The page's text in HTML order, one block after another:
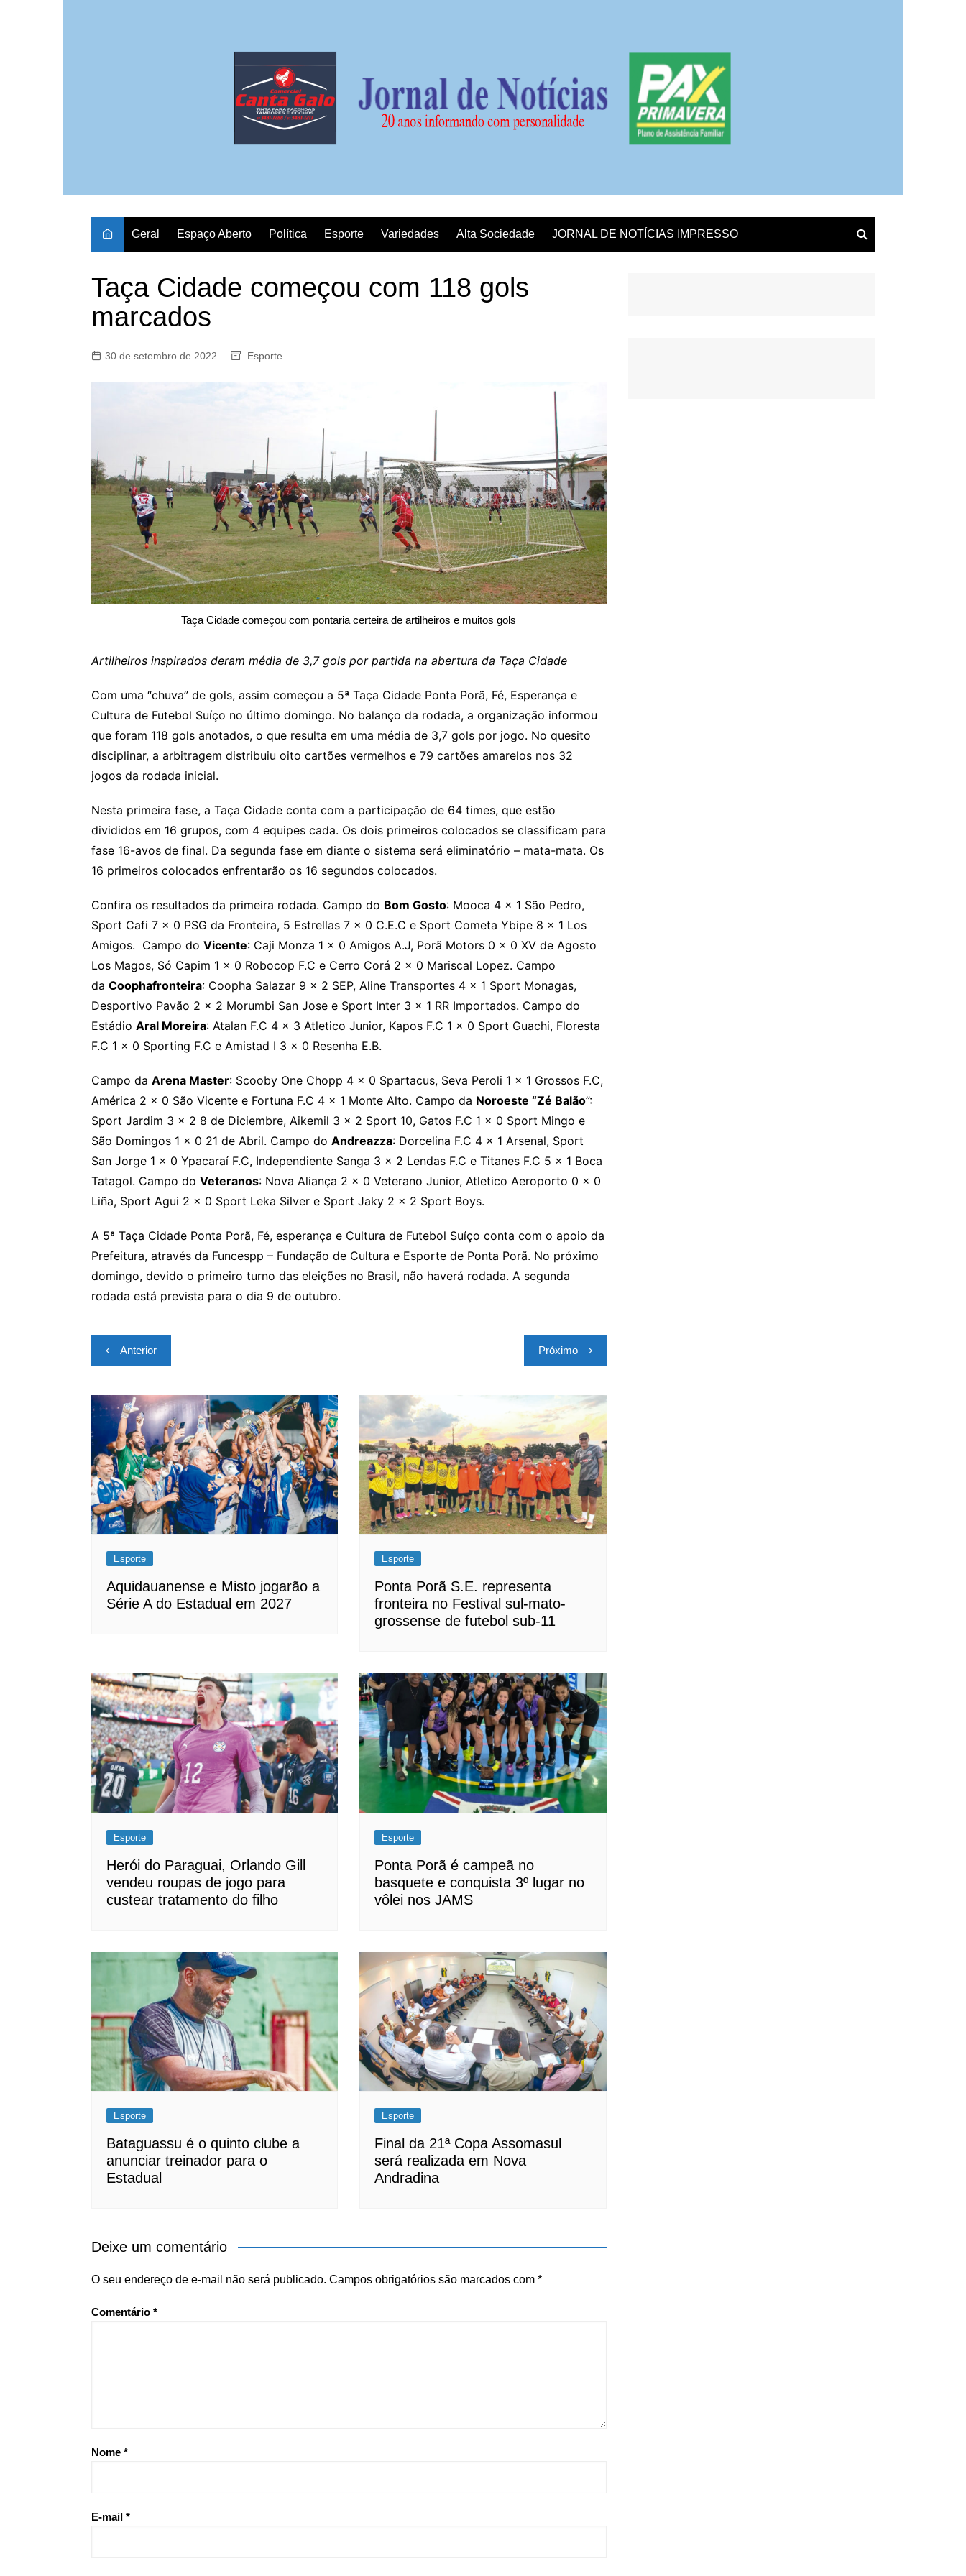
Geral Espaço Aberto Política Esporte Variedades Alta Sociedade JORNAL DE NOTÍCIAS IMPRESSO
Taça Cidade começou com 118 gols
marcados
30 de setembro de 2022 Esporte
Taça Cidade começou com pontaria certeira de artilheiros e muitos gols
Artilheiros inspirados deram média de 3,7 gols por partida na abertura da Taça Cidade
Com uma “chuva” de gols, assim começou a 5ª Taça Cidade Ponta Porã, Fé, Esperança e
Cultura de Futebol Suíço no último domingo. No balanço da rodada, a organização informou
que foram 118 gols anotados, o que resulta em uma média de 3,7 gols por jogo. No quesito
disciplinar, a arbitragem distribuiu oito cartões vermelhos e 79 cartões amarelos nos 32
jogos da rodada inicial.
Nesta primeira fase, a Taça Cidade conta com a participação de 64 times, que estão
divididos em 16 grupos, com 4 equipes cada. Os dois primeiros colocados se classificam para
fase 16-avos de final. Da segunda fase em diante o sistema será eliminatório – mata-mata. Os
16 primeiros colocados enfrentarão os 16 segundos colocados.
Confira os resultados da primeira rodada. Campo do Bom Gosto: Mooca 4 x 1 São Pedro,
Sport Cafi 7 x 0 PSG da Fronteira, 5 Estrellas 7 x 0 C.E.C e Sport Cometa Ybipe 8 x 1 Los
Amigos. Campo do Vicente: Caji Monza 1 x 0 Amigos A.J, Porã Motors 0 x 0 XV de Agosto
Los Magos, Só Capim 1 x 0 Robocop F.C e Cerro Corá 2 x 0 Mariscal Lopez. Campo
da Coophafronteira: Coopha Salazar 9 x 2 SEP, Aline Transportes 4 x 1 Sport Monagas,
Desportivo Pavão 2 x 2 Morumbi San Jose e Sport Inter 3 x 1 RR Importados. Campo do
Estádio Aral Moreira: Atalan F.C 4 x 3 Atletico Junior, Kapos F.C 1 x 0 Sport Guachi, Floresta
F.C 1 x 0 Sporting F.C e Amistad I 3 x 0 Resenha E.B.
Campo da Arena Master: Scooby One Chopp 4 x 0 Spartacus, Seva Peroli 1 x 1 Grossos F.C,
América 2 x 0 São Vicente e Fortuna F.C 4 x 1 Monte Alto. Campo da Noroeste “Zé Balão”:
Sport Jardim 3 x 2 8 de Diciembre, Aikemil 3 x 2 Sport 10, Gatos F.C 1 x 0 Sport Mingo e
São Domingos 1 x 0 21 de Abril. Campo do Andreazza: Dorcelina F.C 4 x 1 Arsenal, Sport
San Jorge 1 x 0 Ypacaraí F.C, Independiente Sanga 3 x 2 Lendas F.C e Titanes F.C 5 x 1 Boca
Tatagol. Campo do Veteranos: Nova Aliança 2 x 0 Veterano Junior, Atletico Aeroporto 0 x 0
Liña, Sport Agui 2 x 0 Sport Leka Silver e Sport Jaky 2 x 2 Sport Boys.
A 5ª Taça Cidade Ponta Porã, Fé, esperança e Cultura de Futebol Suíço conta com o apoio da
Prefeitura, através da Funcespp – Fundação de Cultura e Esporte de Ponta Porã. No próximo
domingo, devido o primeiro turno das eleições no Brasil, não haverá rodada. A segunda
rodada está prevista para o dia 9 de outubro.
Navegação
de
Post
Anterior Próximo
Esporte
Aquidauanense e Misto jogarão a
Série A do Estadual em 2027
Esporte
Ponta Porã S.E. representa
fronteira no Festival sul-mato-
grossense de futebol sub-11
Esporte
Herói do Paraguai, Orlando Gill
vendeu roupas de jogo para
custear tratamento do filho
Esporte
Ponta Porã é campeã no
basquete e conquista 3º lugar no
vôlei nos JAMS
Esporte
Bataguassu é o quinto clube a
anunciar treinador para o
Estadual
Esporte
Final da 21ª Copa Assomasul
será realizada em Nova
Andradina
Deixe um comentário
O seu endereço de e-mail não será publicado. Campos obrigatórios são marcados com *
Comentário *
Nome *
E-mail *